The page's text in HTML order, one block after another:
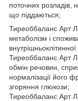
поточних розладів,
що піддаються;
Тиреоббаланс Арт
метаболізм і
Тиреоббаланс Арт
обмін речовин,
нормалізації його
згоряння глюкози;
Тиреоббаланс Арт